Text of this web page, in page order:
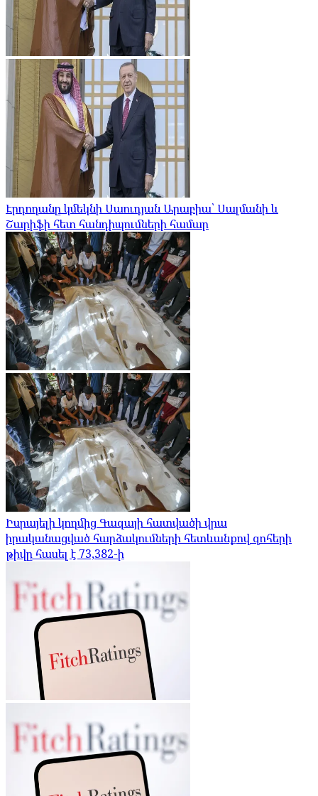
Էրդողանը կմեկնի Սաուդյան Արաբիա՝ Սալմանի և
Շարիֆի հետ հանդիպումների համար
Իսրայելի կողմից Գազայի հատվածի վրա
իրականացված հարձակումների հետևանքով զոհերի
թիվը հասել է 73,382-ի